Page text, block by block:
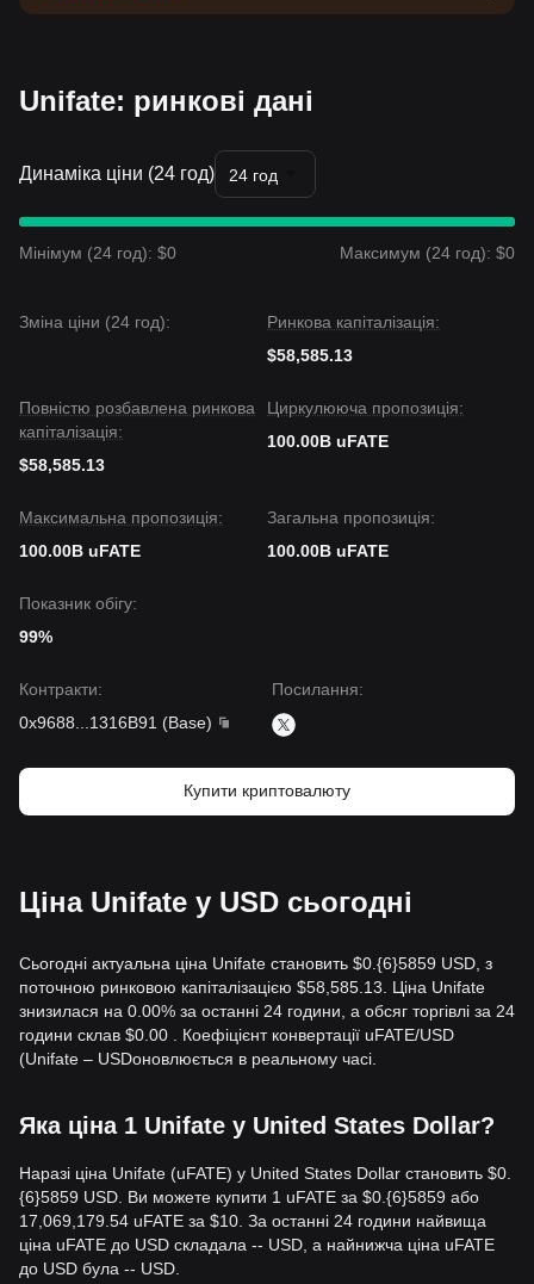
враховуючи власну готовність до ризику.
Unifate: ринкові дані
Динаміка ціни (24 год) 24 год
Мінімум (24 год): $0 Максимум (24 год): $0
Зміна ціни (24 год):
Ринкова капіталізація:
$58,585.13
Повністю розбавлена ринкова
капіталізація:
$58,585.13
Циркулююча пропозиція:
100.00B uFATE
Максимальна пропозиція:
100.00B uFATE
Загальна пропозиція:
100.00B uFATE
Показник обігу:
99%
Контракти:
0x9688
1316B91 (Base)
Посилання:
Купити криптовалюту
Ціна Unifate у USD сьогодні
Сьогодні актуальна ціна Unifate становить $0.{​6}5859 USD, з
поточною ринковою капіталізацією $58,585.13. Ціна Unifate
знизилася на 0.00% за останні 24 години, а обсяг торгівлі за 24
години склав $0.00 . Коефіцієнт конвертації uFATE/USD
(Unifate – USDоновлюється в реальному часі.
Яка ціна 1 Unifate у United States Dollar?
Наразі ціна Unifate (uFATE) у United States Dollar становить $0.
{​6}5859 USD. Ви можете купити 1 uFATE за $0.{​6}5859 або
17,069,179.54 uFATE за $10. За останні 24 години найвища
ціна uFATE до USD складала -- USD, а найнижча ціна uFATE
до USD була -- USD.